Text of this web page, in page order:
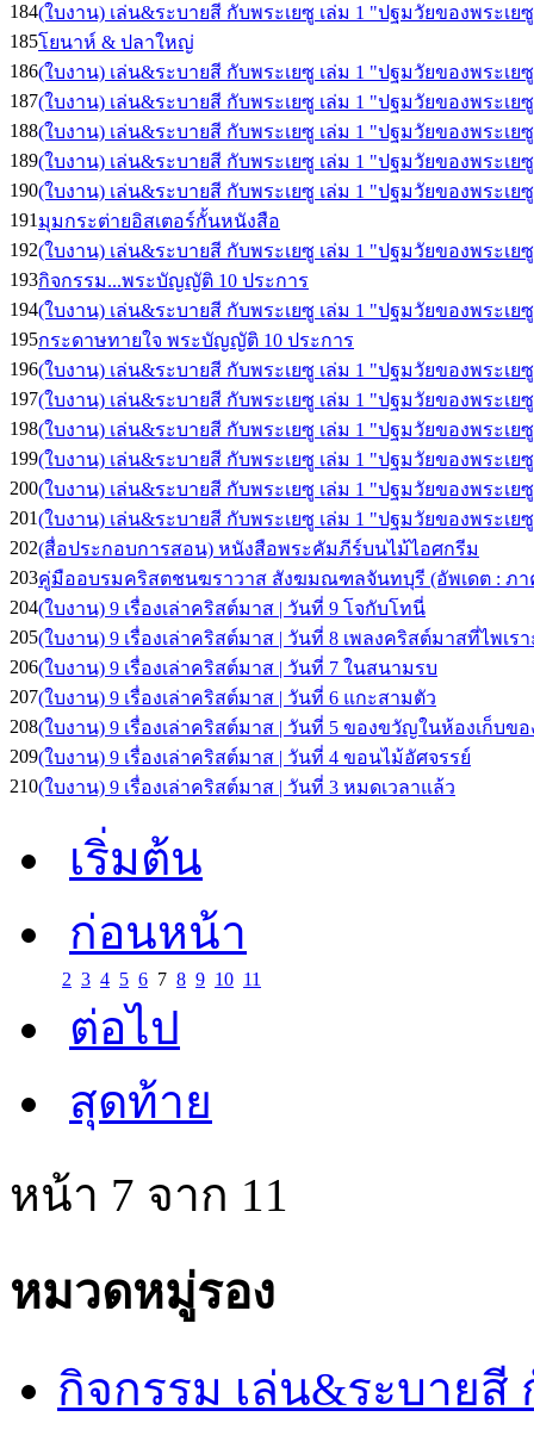
184(ใบงาน) เล่น&ระบายสี กับพระเยซู เล่ม 1 "ปฐมวัยของพระเ
185โยนาห์ & ปลาใหญ่
186(ใบงาน) เล่น&ระบายสี กับพระเยซู เล่ม 1 "ปฐมวัยของพระเย
187(ใบงาน) เล่น&ระบายสี กับพระเยซู เล่ม 1 "ปฐมวัยของพระเ
188(ใบงาน) เล่น&ระบายสี กับพระเยซู เล่ม 1 "ปฐมวัยของพระเ
189(ใบงาน) เล่น&ระบายสี กับพระเยซู เล่ม 1 "ปฐมวัยของพระเ
190(ใบงาน) เล่น&ระบายสี กับพระเยซู เล่ม 1 "ปฐมวัยของพระเ
191 มุมกระต่ายอิสเตอร์กั้นหนังสือ
192(ใบงาน) เล่น&ระบายสี กับพระเยซู เล่ม 1 "ปฐมวัยของพระเ
193กิจกรรม...พระบัญญัติ 10 ประการ
194(ใบงาน) เล่น&ระบายสี กับพระเยซู เล่ม 1 "ปฐมวัยของพระเ
195กระดาษทายใจ พระบัญญัติ 10 ประการ
196(ใบงาน) เล่น&ระบายสี กับพระเยซู เล่ม 1 "ปฐมวัยของพระเย
197(ใบงาน) เล่น&ระบายสี กับพระเยซู เล่ม 1 "ปฐมวัยของพระเย
198(ใบงาน) เล่น&ระบายสี กับพระเยซู เล่ม 1 "ปฐมวัยของพระเ
199(ใบงาน) เล่น&ระบายสี กับพระเยซู เล่ม 1 "ปฐมวัยของพระเ
200(ใบงาน) เล่น&ระบายสี กับพระเยซู เล่ม 1 "ปฐมวัยของพระเ
201(ใบงาน) เล่น&ระบายสี กับพระเยซู เล่ม 1 "ปฐมวัยของพระเ
202(สื่อประกอบการสอน) หนังสือพระคัมภีร์บนไม้ไอศกรีม
203คู่มืออบรมคริสตชนฆราวาส สังฆมณฑลจันทบุรี (อัพเดต : ภา
204(ใบงาน) 9 เรื่องเล่าคริสต์มาส | วันที่ 9 โจกับโทนี่
205(ใบงาน) 9 เรื่องเล่าคริสต์มาส | วันที่ 8 เพลงคริสต์มาสที่ไพเร
206(ใบงาน) 9 เรื่องเล่าคริสต์มาส | วันที่ 7 ในสนามรบ
207(ใบงาน) 9 เรื่องเล่าคริสต์มาส | วันที่ 6 แกะสามตัว
208(ใบงาน) 9 เรื่องเล่าคริสต์มาส | วันที่ 5 ของขวัญในห้องเก็บขอ
209(ใบงาน) 9 เรื่องเล่าคริสต์มาส | วันที่ 4 ขอนไม้อัศจรรย์
210(ใบงาน) 9 เรื่องเล่าคริสต์มาส | วันที่ 3 หมดเวลาแล้ว
เริ่มต้น
ก่อนหน้า
2 3 4 5 6 7 8 9 10 11
ต่อไป
สุดท้าย
หน้า 7 จาก 11
หมวดหมู่รอง
กิจกรรม เล่น&ระบายสี